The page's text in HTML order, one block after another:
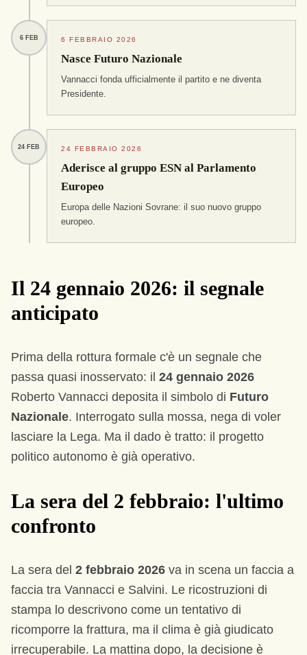
6 FEB 6 FEBBRAIO 2026
Nasce Futuro Nazionale
Vannacci fonda ufficialmente il partito e ne diventa
Presidente.
24 FEB 24 FEBBRAIO 2026
Aderisce al gruppo ESN al Parlamento
Europeo
Europa delle Nazioni Sovrane: il suo nuovo gruppo
europeo.
Il 24 gennaio 2026: il segnale
anticipato
Prima della rottura formale c'è un segnale che
passa quasi inosservato: il 24 gennaio 2026
Roberto Vannacci deposita il simbolo di Futuro
Nazionale. Interrogato sulla mossa, nega di voler
lasciare la Lega. Ma il dado è tratto: il progetto
politico autonomo è già operativo.
La sera del 2 febbraio: l'ultimo
confronto
La sera del 2 febbraio 2026 va in scena un faccia a
faccia tra Vannacci e Salvini. Le ricostruzioni di
stampa lo descrivono come un tentativo di
ricomporre la frattura, ma il clima è già giudicato
irrecuperabile. La mattina dopo, la decisione è